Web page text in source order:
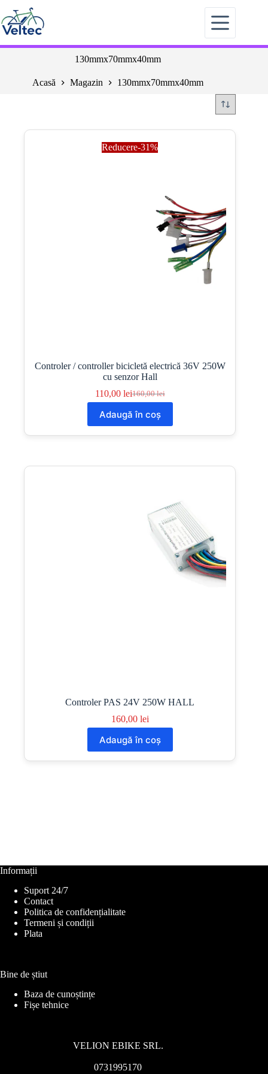
la
conținut
130mmx70mmx40mm
Acasă Magazin 130mmx70mmx40mm
Reducere-31%
Controler / controller bicicletă electrică 36V 250W
cu senzor Hall
160,00lei
Prețul
inițial
a
110,00 leiPrețul
curent
este:
Adaugă în coș
Controler PAS 24V 250W HALL
160,00 lei
Adaugă în coș
Informații
Suport 24/7
Contact
Politica de confidențialitate
Termeni și condiții
Plata
Bine de știut
Baza de cunoștințe
Fișe tehnice
VELION EBIKE SRL.
0731995170